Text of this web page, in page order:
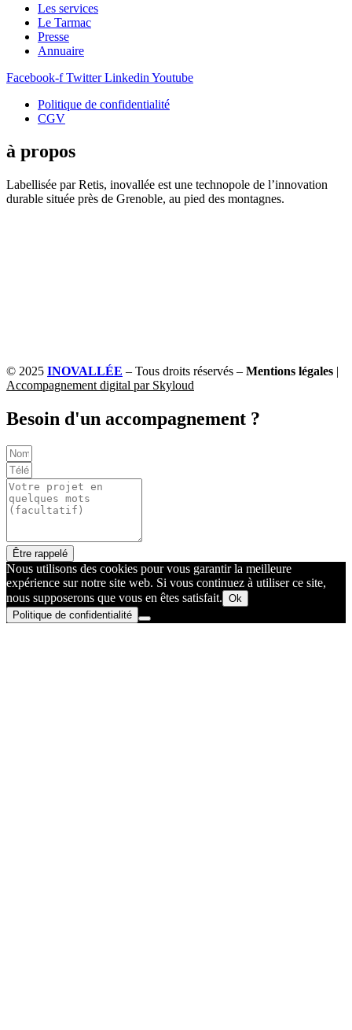
Les services
Le Tarmac
Presse
Annuaire
Facebook-f Twitter Linkedin Youtube
Politique de confidentialité
CGV
à propos
Labellisée par Retis, inovallée est une technopole de l’innovation
durable située près de Grenoble, au pied des montagnes.
© 2025 INOVALLÉE – Tous droits réservés – Mentions légales |
Accompagnement digital par Skyloud
Besoin d'un accompagnement ?
Être rappelé
Nous utilisons des cookies pour vous garantir la meilleure
expérience sur notre site web. Si vous continuez à utiliser ce site,
nous supposerons que vous en êtes satisfait. Ok
Politique de confidentialité